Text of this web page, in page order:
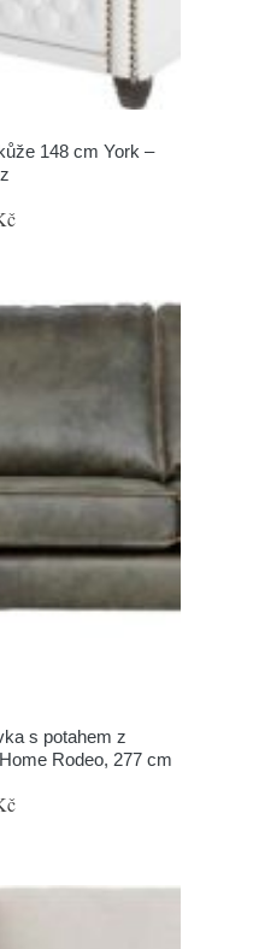
148 cm York –
s potahem z
Rodeo, 277 cm